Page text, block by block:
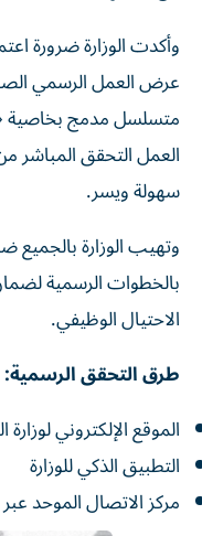
وأكدت الوزارة ضرورة
عرض العمل الرسمي
متسلسل مدمج بخاصية
العمل التحقق
سهولة ويسر.
وتهيب الوزارة بالجميع
بالخطوات الرسمية
الاحتيال الوظيفي.
طرق التحقق الرسمية:
الموقع الإلكتروني
التطبيق الذكي للوزارة
مركز الاتصال الموحد عبر الرقم: